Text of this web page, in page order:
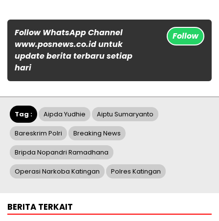
Follow WhatsApp Channel
www.posnews.co.id untuk
update berita terbaru setiap
hari
Follow
Tag : Aipda Yudhie Aiptu Sumaryanto
Bareskrim Polri Breaking News
Bripda Nopandri Ramadhana
Operasi Narkoba Katingan Polres Katingan
BERITA TERKAIT